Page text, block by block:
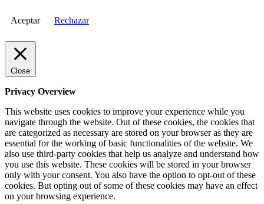
Aceptar Rechazar
Close
Privacy Overview
This website uses cookies to improve your experience while you
navigate through the website. Out of these cookies, the cookies that
are categorized as necessary are stored on your browser as they are
essential for the working of basic functionalities of the website. We
also use third-party cookies that help us analyze and understand how
you use this website. These cookies will be stored in your browser
only with your consent. You also have the option to opt-out of these
cookies. But opting out of some of these cookies may have an effect
on your browsing experience.